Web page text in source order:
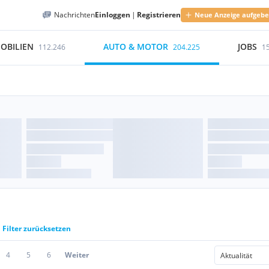
NachrichtenEinloggen | Registrieren Neue Anzeige
112.246 AUTO & MOTOR 204.225 JOBS
Filter zurücksetzen
4 5 6 Weiter